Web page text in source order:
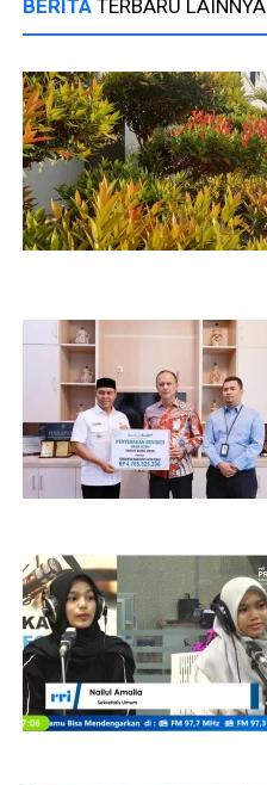
BERITA TERBARU LAINNYA